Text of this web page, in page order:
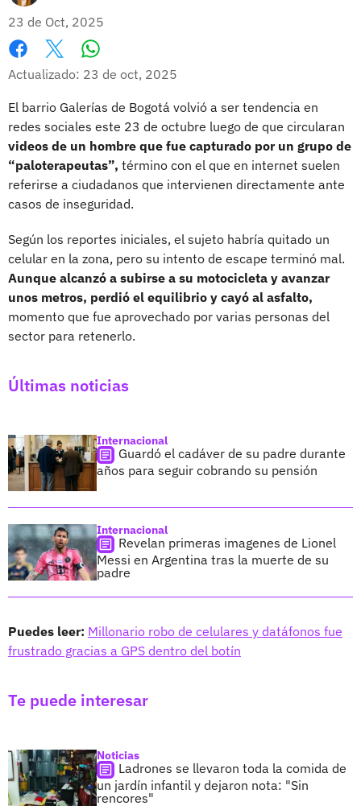
23 de Oct, 2025
Facebook
X
Actualizado: 23 de oct, 2025
El barrio Galerías de Bogotá volvió a ser tendencia en
redes sociales este 23 de octubre luego de que circularan
videos de un hombre que fue capturado por un grupo de
“paloterapeutas”, término con el que en internet suelen
referirse a ciudadanos que intervienen directamente ante
casos de inseguridad.
Según los reportes iniciales, el sujeto habría quitado un
celular en la zona, pero su intento de escape terminó mal.
Aunque alcanzó a subirse a su motocicleta y avanzar
unos metros, perdió el equilibrio y cayó al asfalto,
momento que fue aprovechado por varias personas del
sector para retenerlo.
Últimas noticias
Internacional
Guardó el cadáver de su padre durante
años para seguir cobrando su pensión
Internacional
Revelan primeras imagenes de Lionel
Messi en Argentina tras la muerte de su
padre
Puedes leer: Millonario robo de celulares y datáfonos fue
frustrado gracias a GPS dentro del botín
Te puede interesar
Noticias
Ladrones se llevaron toda la comida de
un jardín infantil y dejaron nota: "Sin
rencores"